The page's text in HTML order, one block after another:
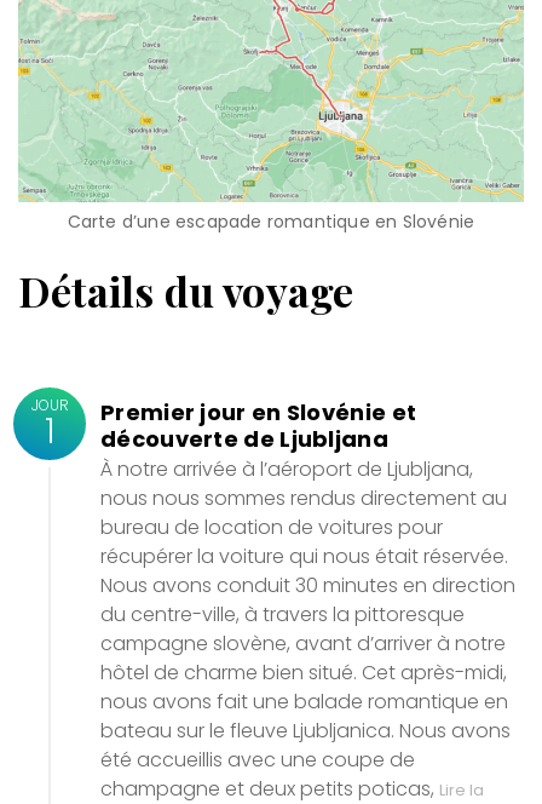
Carte d’une escapade romantique en Slovénie
Détails du voyage
JOUR
1
Premier jour en Slovénie et
découverte de Ljubljana
À notre arrivée à l’aéroport de Ljubljana,
nous nous sommes rendus directement au
bureau de location de voitures pour
récupérer la voiture qui nous était réservée.
Nous avons conduit 30 minutes en direction
du centre-ville, à travers la pittoresque
campagne slovène, avant d’arriver à notre
hôtel de charme bien situé. Cet après-midi,
nous avons fait une balade romantique en
bateau sur le fleuve Ljubljanica. Nous avons
été accueillis avec une coupe de
champagne et deux petits poticas, Lire la